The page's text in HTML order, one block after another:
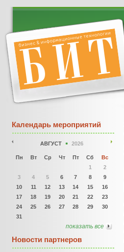
Календарь мероприятий
АВГУСТ 2026
Пн Вт Ср Чт Пт Сб
Вс
1
2
3
4 5 6 7 8
9
10
11 12 13 14 15
16
17
18 19 20 21 22
23
24
25 26 27 28 29
30
31
показать все
Новости партнеров